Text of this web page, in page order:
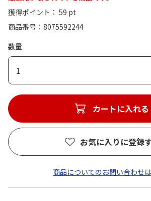
獲得ポイント： 59 pt
商品番号
8075592244
数量
1
カートに入れる
お気に入りに登録
商品についてのお問い合わせ